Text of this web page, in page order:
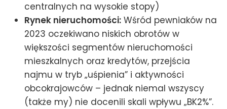
centralnych na wysokie stopy)
Rynek nieruchomości: Wśród pewniaków na
2023 oczekiwano niskich obrotów w
większości segmentów nieruchomości
mieszkalnych oraz kredytów, przejścia
najmu w tryb „uśpienia” i aktywności
obcokrajowców – jednak niemal wszyscy
(także my) nie docenili skali wpływu „BK2%”.